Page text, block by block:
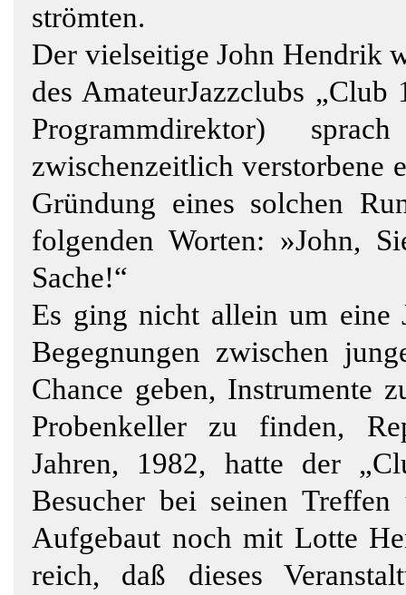
strömten.
Der vielseitige John Hendrik
des Amateur­Jazzclubs
Programmdirektor)
zwischenzeitlich verstorbene
Gründung eines solchen
folgenden Worten: »John,
Sache!“
Es ging nicht allein um eine
Begegnungen zwischen
Chance geben, Instrumente
Probenkeller zu finden,
Jahren, 1982, hatte der
Besucher bei seinen
Aufgebaut noch mit Lotte
reich, daß dieses